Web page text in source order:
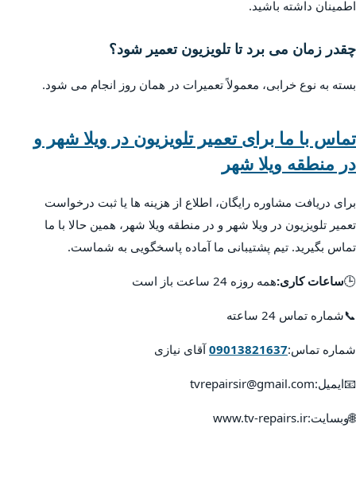
اطمینان داشته باشید.
چقدر زمان می برد تا تلویزیون تعمیر شود؟
بسته به نوع خرابی، معمولاً تعمیرات در همان روز انجام می شود.
تماس با ما برای تعمیر تلویزیون در ویلا شهر و
در منطقه ویلا شهر
برای دریافت مشاوره رایگان، اطلاع از هزینه ها یا ثبت درخواست
تعمیر تلویزیون در ویلا شهر و در منطقه ویلا شهر، همین حالا با ما
تماس بگیرید. تیم پشتیبانی ما آماده پاسخگویی به شماست.
🕒ساعات کاری:همه روزه 24 ساعت باز است
📞شماره تماس 24 ساعته
شماره تماس:09013821637آقای نیازی
📧ایمیل:tvrepairsir@gmail.com
🌐وبسایت:www.tv-repairs.ir